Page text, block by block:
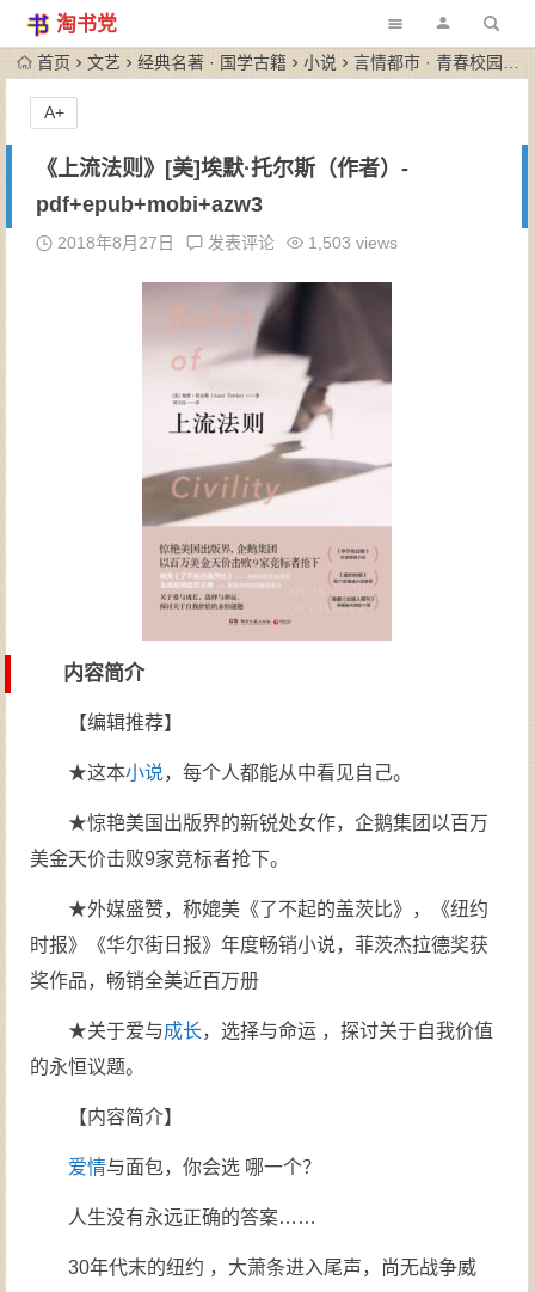
淘书党
首页 文艺 经典名著 · 国学古籍 小说 言情都市 · 青春校园
《上流法则》[美]埃默·托尔斯（作者）-
pdf+epub+mobi+azw3
2018年8月27日 发表评论 1,503 views
内容简介
【编辑推荐】
★这本小说，每个人都能从中看见自己。
★惊艳美国出版界的新锐处女作，企鹅集团以百万
美金天价击败9家竞标者抢下。
★外媒盛赞，称媲美《了不起的盖茨比》，《纽约
时报》《华尔街日报》年度畅销小说，菲茨杰拉德奖获
奖作品，畅销全美近百万册
★关于爱与成长，选择与命运 ，探讨关于自我价值
的永恒议题。
【内容简介】
爱情与面包，你会选 哪一个？
人生没有永远正确的答案……
30年代末的纽约 ，大萧条进入尾声，尚无战争威
A+